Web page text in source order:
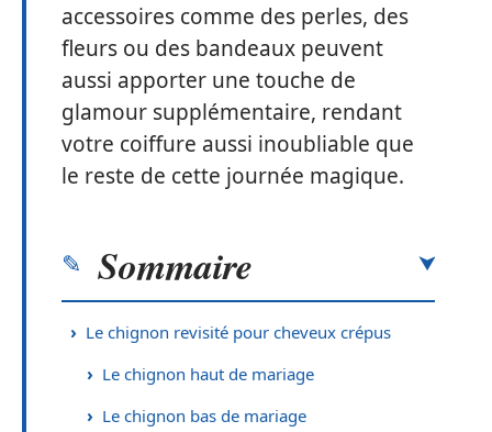
accessoires comme des perles, des
fleurs ou des bandeaux peuvent
aussi apporter une touche de
glamour supplémentaire, rendant
votre coiffure aussi inoubliable que
le reste de cette journée magique.
Sommaire
Le chignon revisité pour cheveux crépus
Le chignon haut de mariage
Le chignon bas de mariage